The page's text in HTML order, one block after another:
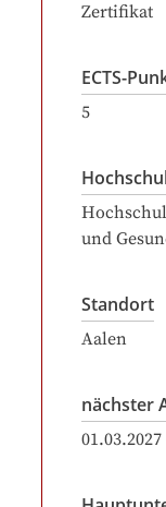
Zertifikat
ECTS-
5
und
Standort
Aalen
nächster
01.03.2027